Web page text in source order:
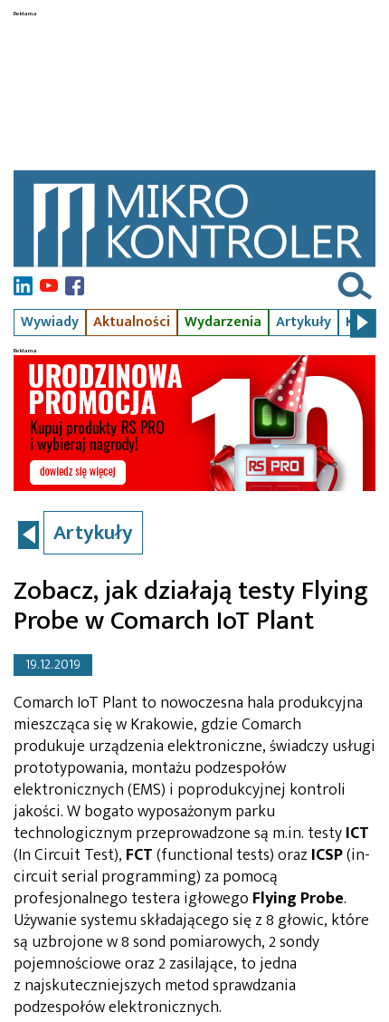
Wywiady Aktualności Wydarzenia Artykuły Kursy
Artykuły
Zobacz, jak działają testy Flying
Probe w Comarch IoT Plant
19.12.2019
Comarch IoT Plant to nowoczesna hala produkcyjna
mieszcząca się w Krakowie, gdzie Comarch
produkuje urządzenia elektroniczne, świadczy usługi
prototypowania, montażu podzespołów
elektronicznych (EMS) i poprodukcyjnej kontroli
jakości. W bogato wyposażonym parku
technologicznym przeprowadzone są m.in. testyICT
(In Circuit Test), FCT(functional tests) oraz ICSP(in-
circuit serial programming) za pomocą
profesjonalnego testera igłowego Flying Probe.
Używanie systemu składającego się z 8 głowic, które
są uzbrojone w 8 sond pomiarowych, 2 sondy
pojemnościowe oraz 2 zasilające, to jedna
z najskuteczniejszych metod sprawdzania
podzespołów elektronicznych.